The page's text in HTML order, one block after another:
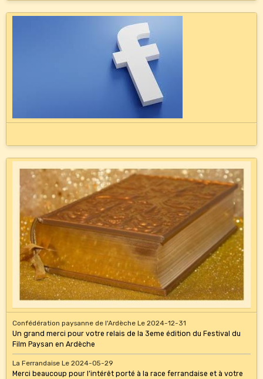
Confédération paysanne de l'Ardèche Le 2024-12-31
Un grand merci pour votre relais de la 3eme édition du Festival du
Film Paysan en Ardèche
La Ferrandaise Le 2024-05-29
Merci beaucoup pour l’intérêt porté à la race ferrandaise et à votre